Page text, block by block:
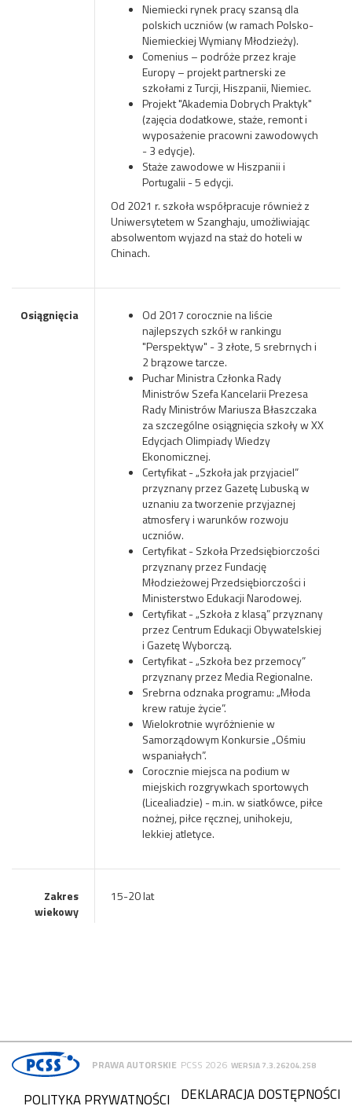
Niemiecki rynek pracy szansą dla
polskich uczniów (w ramach Polsko-
Niemieckiej Wymiany Młodzieży).
Comenius – podróże przez kraje
Europy – projekt partnerski ze
szkołami z Turcji, Hiszpanii, Niemiec.
Projekt "Akademia Dobrych Praktyk"
(zajęcia dodatkowe, staże, remont i
wyposażenie pracowni zawodowych
- 3 edycje).
Staże zawodowe w Hiszpanii i
Portugalii - 5 edycji.
Od 2021 r. szkoła współpracuje również z
Uniwersytetem w Szanghaju, umożliwiając
absolwentom wyjazd na staż do hoteli w
Chinach.
Osiągnięcia
Od 2017 corocznie na liście
najlepszych szkół w rankingu
"Perspektyw" - 3 złote, 5 srebrnych i
2 brązowe tarcze.
Puchar Ministra Członka Rady
Ministrów Szefa Kancelarii Prezesa
Rady Ministrów Mariusza Błaszczaka
za szczególne osiągnięcia szkoły w XX
Edycjach Olimpiady Wiedzy
Ekonomicznej.
Certyfikat - „Szkoła jak przyjaciel”
przyznany przez Gazetę Lubuską w
uznaniu za tworzenie przyjaznej
atmosfery i warunków rozwoju
uczniów.
Certyfikat - Szkoła Przedsiębiorczości
przyznany przez Fundację
Młodzieżowej Przedsiębiorczości i
Ministerstwo Edukacji Narodowej.
Certyfikat - „Szkoła z klasą” przyznany
przez Centrum Edukacji Obywatelskiej
i Gazetę Wyborczą.
Certyfikat - „Szkoła bez przemocy”
przyznany przez Media Regionalne.
Srebrna odznaka programu: „Młoda
krew ratuje życie”.
Wielokrotnie wyróżnienie w
Samorządowym Konkursie „Ośmiu
wspaniałych”.
Corocznie miejsca na podium w
miejskich rozgrywkach sportowych
(Licealiadzie) - m.in. w siatkówce, piłce
nożnej, piłce ręcznej, unihokeju,
lekkiej atletyce.
Zakres
wiekowy
15-20 lat
PRAWA AUTORSKIE PCSS 2026 WERSJA 7.3.26204.258
DEKLARACJA DOSTĘPNOŚCI
POLITYKA PRYWATNOŚCI